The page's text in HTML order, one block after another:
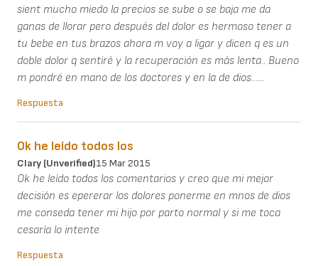
sient mucho miedo la precios se sube o se baja me da
ganas de llorar pero después del dolor es hermoso tener a
tu bebe en tus brazos ahora m voy a ligar y dicen q es un
doble dolor q sentiré y la recuperación es más lenta.. Bueno
m pondré en mano de los doctores y en la de dios......
Respuesta
Ok he leído todos los
Clary (unverified)15 Mar 2015
Ok he leído todos los comentarios y creo que mi mejor
decisión es epererar los dolores ponerme en mnos de dios
me conseda tener mi hijo por parto normal y si me toca
cesaría lo intente
Respuesta